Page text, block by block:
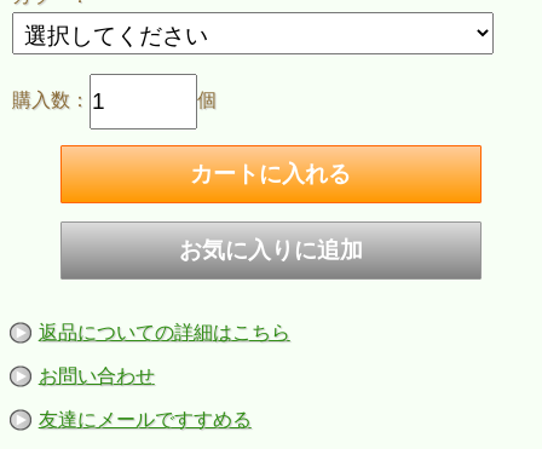
購入数： 個
返品についての詳細はこちら
お問い合わせ
友達にメールですすめる